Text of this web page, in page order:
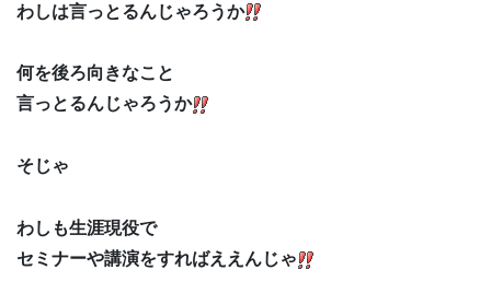
わしは言っとるんじゃろうか
何を後ろ向きなこと
言っとるんじゃろうか
そじゃ
わしも生涯現役で
セミナーや講演をすればええんじゃ